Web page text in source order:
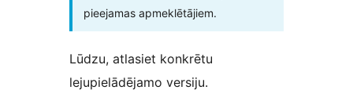
pieejamas apmeklētājiem.
Lūdzu, atlasiet konkrētu
lejupielādējamo versiju.